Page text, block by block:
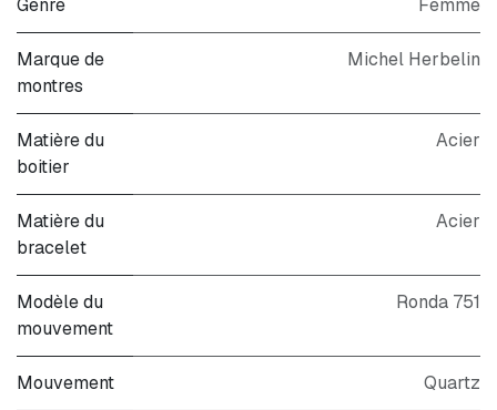
Genre Femme
Marque de
montres
Michel Herbelin
Matière du
boitier
Acier
Matière du
bracelet
Acier
Modèle du
mouvement
Ronda 751
Mouvement Quartz